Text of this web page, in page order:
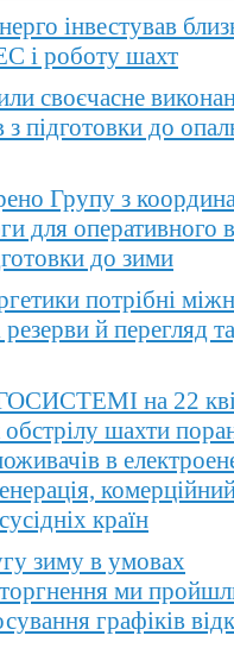
інвестував
і роботу шахт
своєчасне
з підготовки до
Групу з
для оперативного
до зими
потрібні
й перегляд
на 22
шахти
в
країн
зиму в умовах
ми
графіків